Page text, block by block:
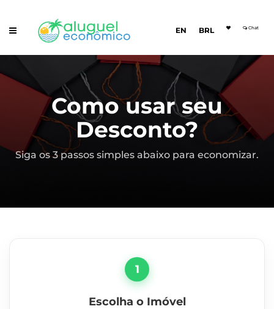
EN BRL Chat
Como usar seu
Desconto?
Siga os 3 passos simples abaixo para economizar.
1
Escolha o Imóvel